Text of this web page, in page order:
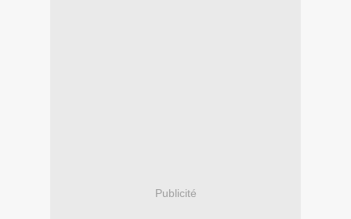
Publicité